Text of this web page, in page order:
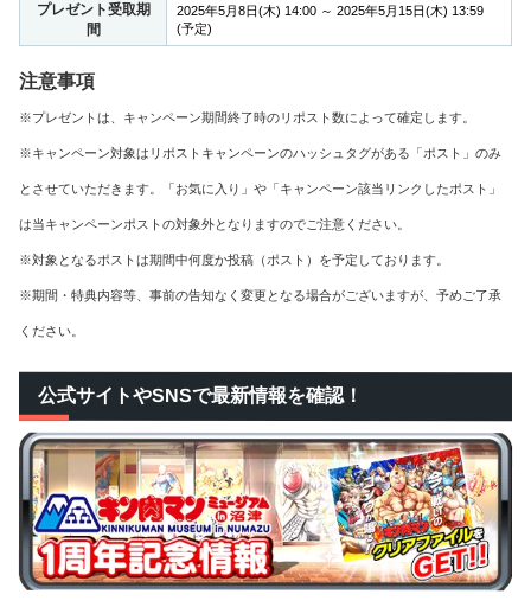
プレゼント受取期
間
2025年5月8日(木) 14:00 ～ 2025年5月15日(木) 13:59
(予定)
注意事項
※プレゼントは、キャンペーン期間終了時のリポスト数によって確定します。
※キャンペーン対象はリポストキャンペーンのハッシュタグがある「ポスト」のみ
とさせていただきます。「お気に入り」や「キャンペーン該当リンクしたポスト」
は当キャンペーンポストの対象外となりますのでご注意ください。
※対象となるポストは期間中何度か投稿（ポスト）を予定しております。
※期間・特典内容等、事前の告知なく変更となる場合がございますが、予めご了承
ください。
公式サイトやSNSで最新情報を確認！